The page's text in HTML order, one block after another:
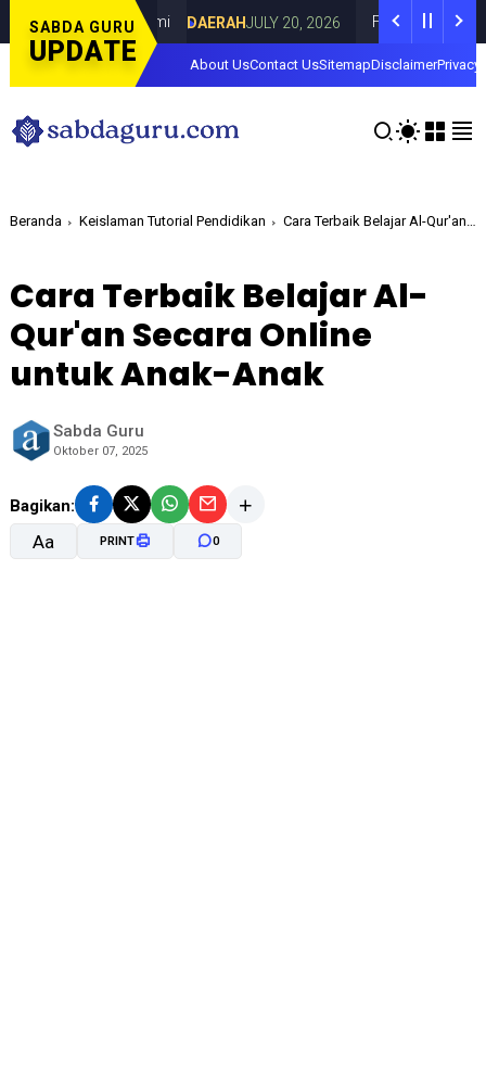
SABDA GURU
UPDATE
di Curahdami DAERAH JULY 20, 2026 Fokus pada Tantangan
About UsContact UsSitemapDisclaimerPrivacy
Beranda Keislaman Tutorial Pendidikan Cara Terbaik Belajar Al-Qur'an Secara Online untuk Anak-Anak
Cara Terbaik Belajar Al-
Qur'an Secara Online
untuk Anak-Anak
Sabda Guru
Oktober 07, 2025
Bagikan:
Aa PRINT 0